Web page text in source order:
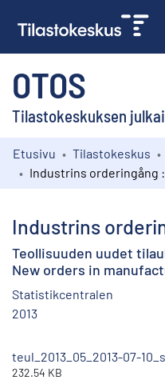
OTOS
Tilastokeskuksen
Kokoelmat
Etusivu Tilastokeskus
Industrins
Teollisuuden uudet
New orders in
Statistikcentralen
2013
teul_2013_05_2013-07-
232.54 KB